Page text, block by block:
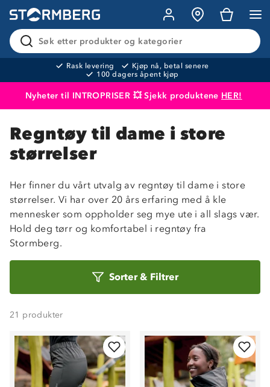
Søk etter produkter og kategorier
Rask levering
Kjøp nå, betal senere
100 dagers åpent kjøp
Nyheter til INTROPRISER 💥 Sjekk produktene HER!
Produktet er lagt i handlekurven
Regntøy til dame i store
størrelser
Her finner du vårt utvalg av regntøy til dame i store
størrelser. Vi har over 20 års erfaring med å kle
mennesker som oppholder seg mye ute i all slags vær.
Hold deg tørr og komfortabel i regntøy fra
Stormberg.
Sorter& Filtrer
21 produkter